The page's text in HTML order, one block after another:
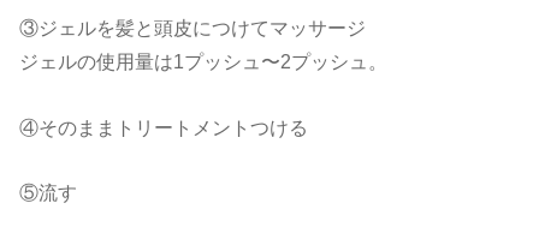
③ジェルを髪と頭皮につけてマッサージ
ジェルの使用量は1プッシュ〜2プッシュ。
④そのままトリートメントつける
⑤流す